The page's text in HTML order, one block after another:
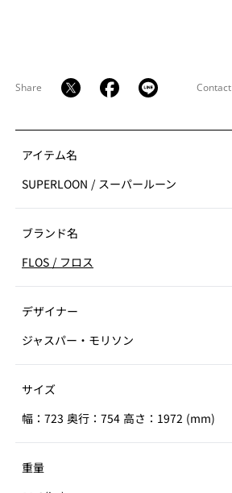
Share Contact
アイテム名
SUPERLOON / スーパールーン
ブランド名
FLOS / フロス
デザイナー
ジャスパー・モリソン
サイズ
幅：723 奥行：754 高さ：1972 (mm)
重量